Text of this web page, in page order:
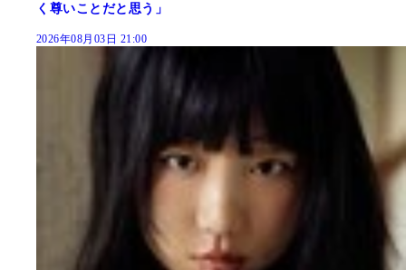
く尊いことだと思う」
2026年08月03日 21:00